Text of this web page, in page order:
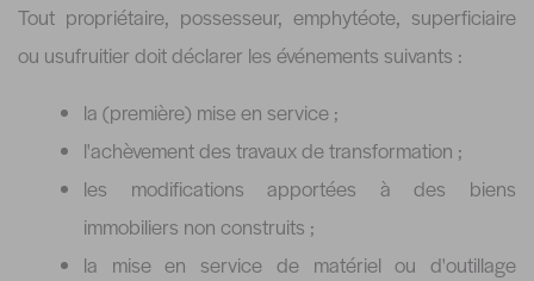
Tout propriétaire, possesseur, emphytéote, superficiaire
ou usufruitier doit déclarer les événements suivants :
la (première) mise en service ;
l'achèvement des travaux de transformation ;
les modifications apportées à des biens
immobiliers non construits ;
la mise en service de matériel ou d'outillage